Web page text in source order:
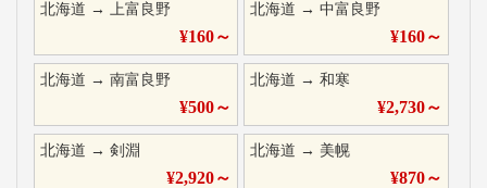
北海道 → 上富良野
¥160～
北海道 →中富良野
¥160～
北海道 → 南富良野
¥500～
北海道 →和寒
¥2,730～
北海道 → 剣淵
¥2,920～
北海道 → 美幌
¥870～